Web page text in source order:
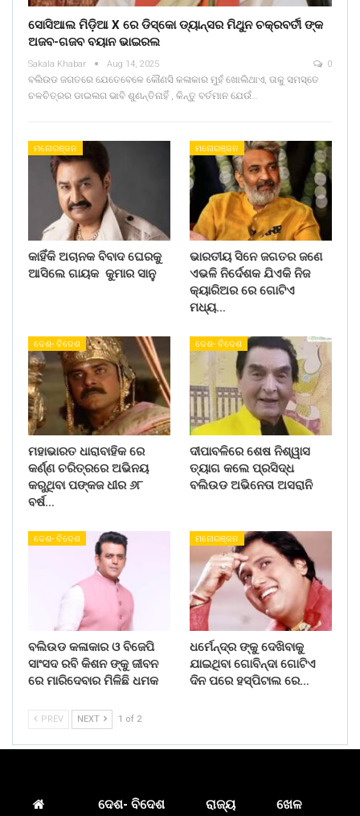
ସୋସିଆଲ ମିଡ଼ିଆ X ରେ ଡିସ୍କୋ ଡ୍ୟାନ୍ସର ମିଥୁନ ଚକ୍ରବର୍ତୀ ଙ୍କ
ଅଜବ-ଗଜବ ବୟାନ ଭାଇରଲ
Sakala Khabar Aug 14, 2025 0
ବଲିଉଡ ଜଗତରେ ଯେତେବେଳେ କୌଣସି କଳାକାର ମୁହଁ ଖୋଲିଥାଏ, ତାକୁ ସମସ୍ତେ
ଚଳଚିତ୍ରର ଡାଇଲଗ ଭାବି ଶୁଣନ୍ତିନାହିଁ , କିନ୍ତୁ ବର୍ତମାନ ଯେଉଁ…
ମନୋରଞ୍ଜନ
କାହିଁକି ଅଚାନକ ବିବାଦ ଘେରକୁ
ଆସିଲେ ଗାୟକ କୁମାର ସାନୁ
ମନୋରଞ୍ଜନ
ଭାରତୀୟ ସିନେ ଜଗତର ଜଣେ
ଏଭଳି ନିର୍ଦେଶକ ଯିଏକି ନିଜ
କ୍ୟାରିଅର ରେ ଗୋଟିଏ
ମଧ୍ୟ…
ଦେଶ- ବିଦେଶ
ମହାଭାରତ ଧାରାବାହିକ ରେ
କର୍ଣ୍ଣ ଚରିତ୍ରରେ ଅଭିନୟ
କରୁଥିବା ପଙ୍କଜ ଧୀର ୬୮
ବର୍ଷ…
ଦେଶ- ବିଦେଶ
ଦୀପାବଳିରେ ଶେଷ ନିଶ୍ୱାସ
ତ୍ୟାଗ କଲେ ପ୍ରସିଦ୍ଧ
ବଲିଉଡ ଅଭିନେତା ଅସରାନି
ଦେଶ- ବିଦେଶ
ବଲିଉଡ କଳାକାର ଓ ବିଜେପି
ସାଂସଦ ରବି କିଶନ ଙ୍କୁ ଜୀବନ
ରେ ମାରିଦେବାର ମିଳିଛି ଧମକ
ମନୋରଞ୍ଜନ
ଧର୍ମେନ୍ଦ୍ର ଙ୍କୁ ଦେଖିବାକୁ
ଯାଇଥିବା ଗୋବିନ୍ଦା ଗୋଟିଏ
ଦିନ ପରେ ହସ୍ପିଟାଲ ରେ…
PREV NEXT 1 of 2
ଦେଶ- ବିଦେଶ ରାଜ୍ୟ ଖେଳ